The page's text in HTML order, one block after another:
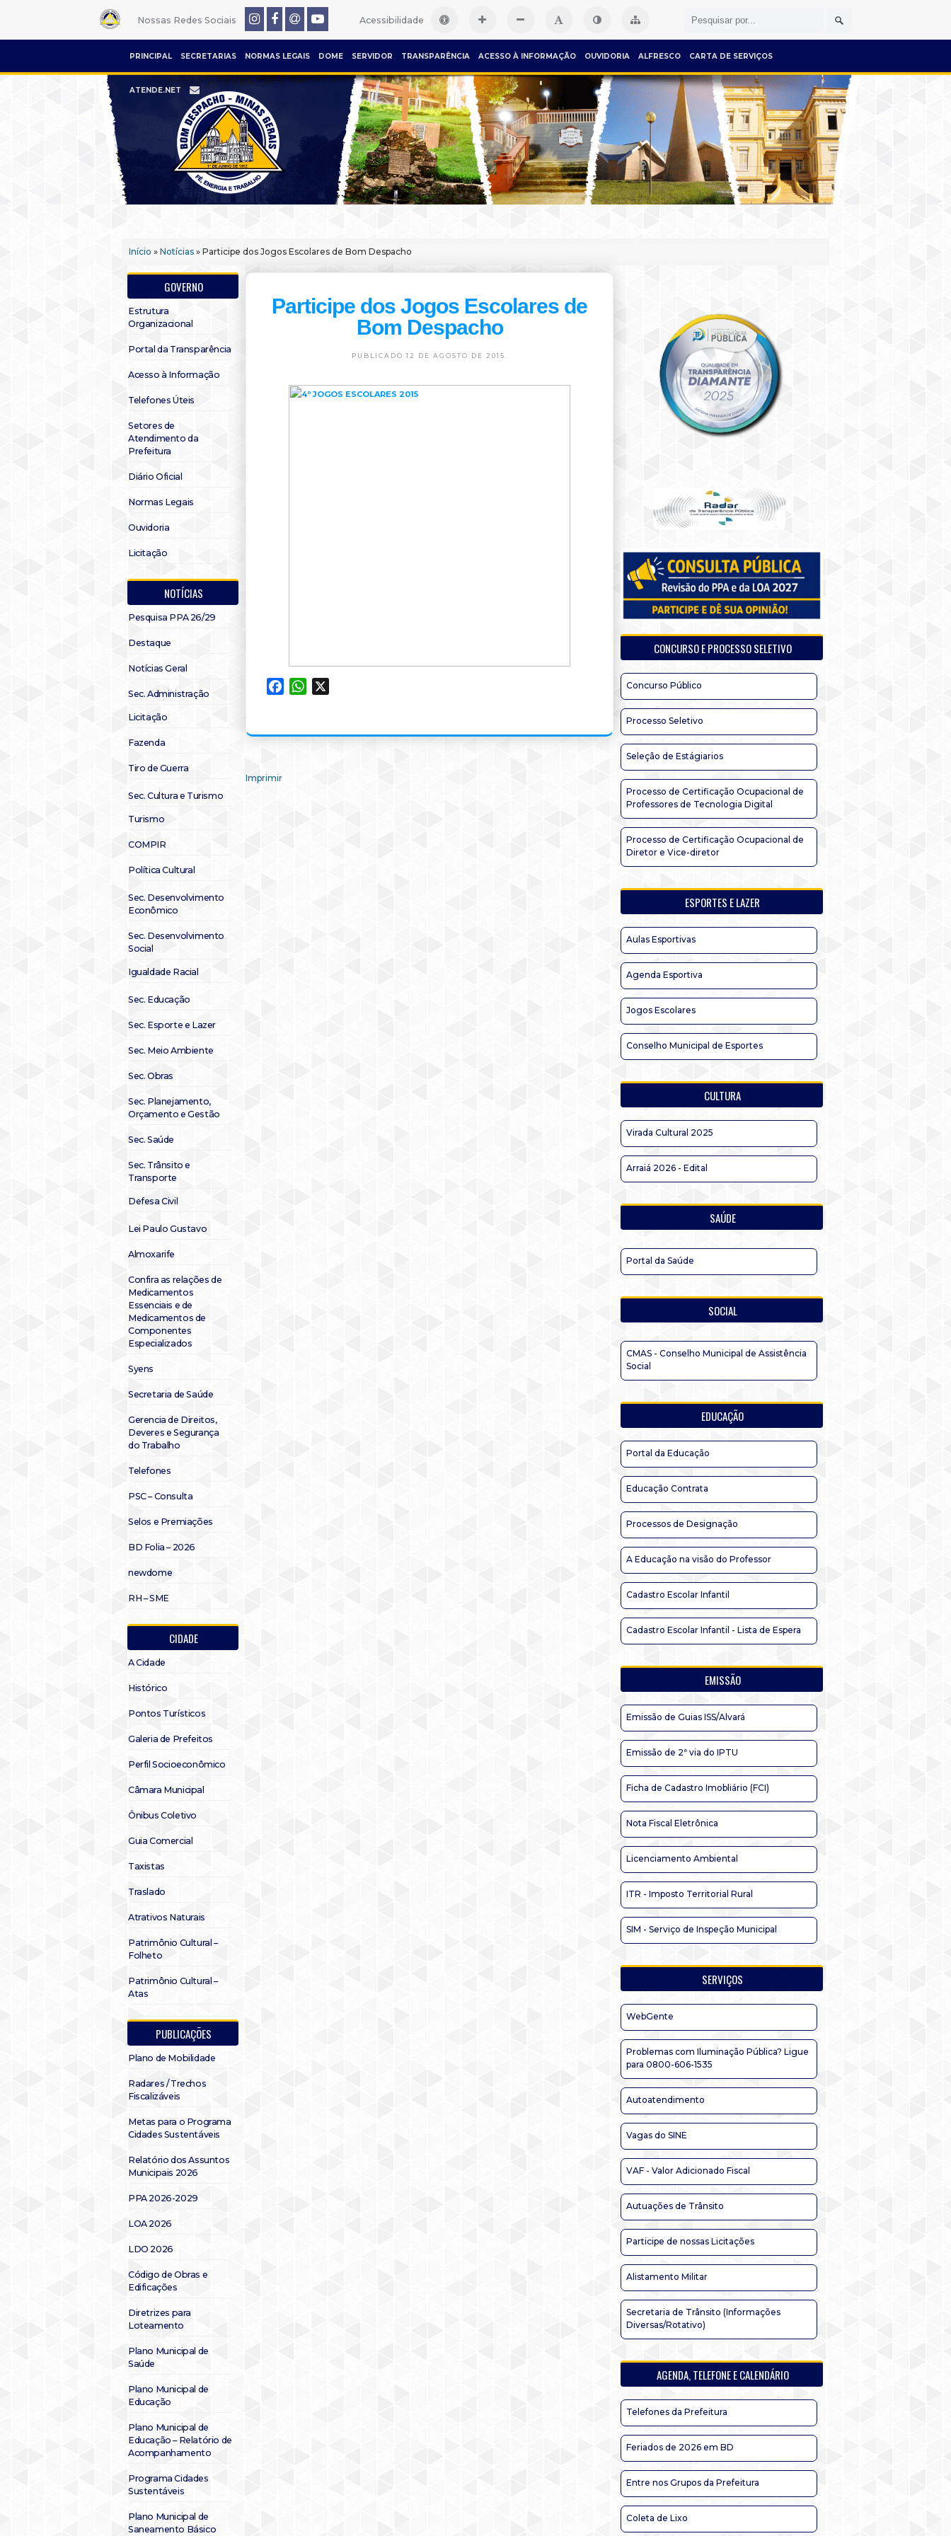
Nossas Redes Sociais Acessibilidade
PRINCIPAL SECRETARIAS NORMAS LEGAIS DOME SERVIDOR TRANSPARÊNCIA ACESSO À INFORMAÇÃO OUVIDORIA ALFRESCO CARTA DE SERVIÇOS
ATENDE.NET
Início » Notícias » Participe dos Jogos Escolares de Bom Despacho
GOVERNO
Estrutura
Organizacional
Portal da Transparência
Acesso à Informação
Telefones Úteis
Setores de
Atendimento da
Prefeitura
Diário Oficial
Normas Legais
Ouvidoria
Licitação
NOTÍCIAS
Pesquisa PPA 26/29
Destaque
Notícias Geral
Sec. Administração
Licitação
Fazenda
Tiro de Guerra
Sec. Cultura e Turismo
Turismo
COMPIR
Política Cultural
Sec. Desenvolvimento
Econômico
Sec. Desenvolvimento
Social
Igualdade Racial
Sec. Educação
Sec. Esporte e Lazer
Sec. Meio Ambiente
Sec. Obras
Sec. Planejamento,
Orçamento e Gestão
Sec. Saúde
Sec. Trânsito e
Transporte
Defesa Civil
Lei Paulo Gustavo
Almoxarife
Confira as relações de
Medicamentos
Essenciais e de
Medicamentos de
Componentes
Especializados
Syens
Secretaria de Saúde
Gerencia de Direitos,
Deveres e Segurança
do Trabalho
Telefones
PSC – Consulta
Selos e Premiações
BD Folia – 2026
newdome
RH – SME
CIDADE
A Cidade
Histórico
Pontos Turísticos
Galeria de Prefeitos
Perfil Socioeconômico
Câmara Municipal
Ônibus Coletivo
Guia Comercial
Taxistas
Traslado
Atrativos Naturais
Patrimônio Cultural –
Folheto
Patrimônio Cultural –
Atas
PUBLICAÇÕES
Plano de Mobilidade
Radares / Trechos
Fiscalizáveis
Metas para o Programa
Cidades Sustentáveis
Relatório dos Assuntos
Municipais 2026
PPA 2026-2029
LOA 2026
LDO 2026
Código de Obras e
Edificações
Diretrizes para
Loteamento
Plano Municipal de
Saúde
Plano Municipal de
Educação
Plano Municipal de
Educação – Relatório de
Acompanhamento
Programa Cidades
Sustentáveis
Plano Municipal de
Saneamento Básico
Participe dos Jogos Escolares de
Bom Despacho
PUBLICADO 12 DE AGOSTO DE 2015.
FacebookWhatsApp
Imprimir
CONCURSO E PROCESSO SELETIVO
Concurso Público
Processo Seletivo
Seleção de Estágiarios
Processo de Certificação Ocupacional de
Professores de Tecnologia Digital
Processo de Certificação Ocupacional de
Diretor e Vice-diretor
ESPORTES E LAZER
Aulas Esportivas
Agenda Esportiva
Jogos Escolares
Conselho Municipal de Esportes
CULTURA
Virada Cultural 2025
Arraiá 2026 - Edital
SAÚDE
Portal da Saúde
SOCIAL
CMAS - Conselho Municipal de Assistência
Social
EDUCAÇÃO
Portal da Educação
Educação Contrata
Processos de Designação
A Educação na visão do Professor
Cadastro Escolar Infantil
Cadastro Escolar Infantil - Lista de Espera
EMISSÃO
Emissão de Guias ISS/Alvará
Emissão de 2ª via do IPTU
Ficha de Cadastro Imobliário (FCI)
Nota Fiscal Eletrônica
Licenciamento Ambiental
ITR - Imposto Territorial Rural
SIM - Serviço de Inspeção Municipal
SERVIÇOS
WebGente
Problemas com Iluminação Pública? Ligue
para 0800-606-1535
Autoatendimento
Vagas do SINE
VAF - Valor Adicionado Fiscal
Autuações de Trânsito
Participe de nossas Licitações
Alistamento Militar
Secretaria de Trânsito (Informações
Diversas/Rotativo)
AGENDA, TELEFONE E CALENDÁRIO
Telefones da Prefeitura
Feriados de 2026 em BD
Entre nos Grupos da Prefeitura
Coleta de Lixo